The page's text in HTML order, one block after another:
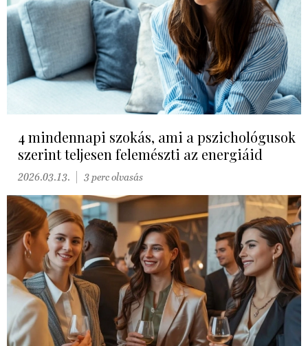
4 mindennapi szokás, ami a pszichológusok
szerint teljesen felemészti az energiáid
2026.03.13. 3 perc olvasás